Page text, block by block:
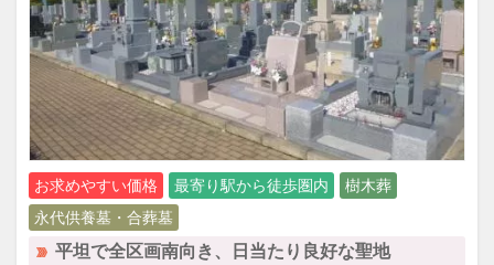
お求めやすい価格 最寄り駅から徒歩圏内
樹木葬
永代供養墓・合葬墓
平坦で全区画南向き、日当たり良好な聖地